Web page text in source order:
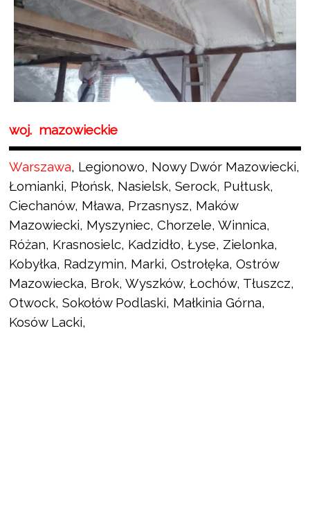
woj. mazowieckie
Warszawa, Legionowo, Nowy Dwór Mazowiecki,
Łomianki, Płońsk, Nasielsk, Serock, Pułtusk,
Ciechanów, Mława, Przasnysz, Maków
Mazowiecki, Myszyniec, Chorzele, Winnica,
Różan, Krasnosielc, Kadzidło, Łyse, Zielonka,
Kobyłka, Radzymin, Marki, Ostrołęka, Ostrów
Mazowiecka, Brok, Wyszków, Łochów, Tłuszcz,
Otwock, Sokołów Podlaski, Małkinia Górna,
Kosów Lacki,